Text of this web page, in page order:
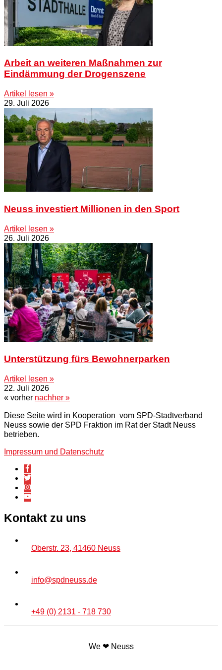
Arbeit an weiteren Maßnahmen zur
Eindämmung der Drogenszene
Artikel lesen »
29. Juli 2026
Neuss investiert Millionen in den Sport
Artikel lesen »
26. Juli 2026
Unterstützung fürs Bewohnerparken
Artikel lesen »
22. Juli 2026
« vorher nachher »
Diese Seite wird in Kooperation vom SPD-Stadtverband
Neuss sowie der SPD Fraktion im Rat der Stadt Neuss
betrieben.
Impressum und Datenschutz
Kontakt zu uns
Oberstr. 23, 41460 Neuss
info@spdneuss.de
+49 (0) 2131 - 718 730
We ❤ Neuss